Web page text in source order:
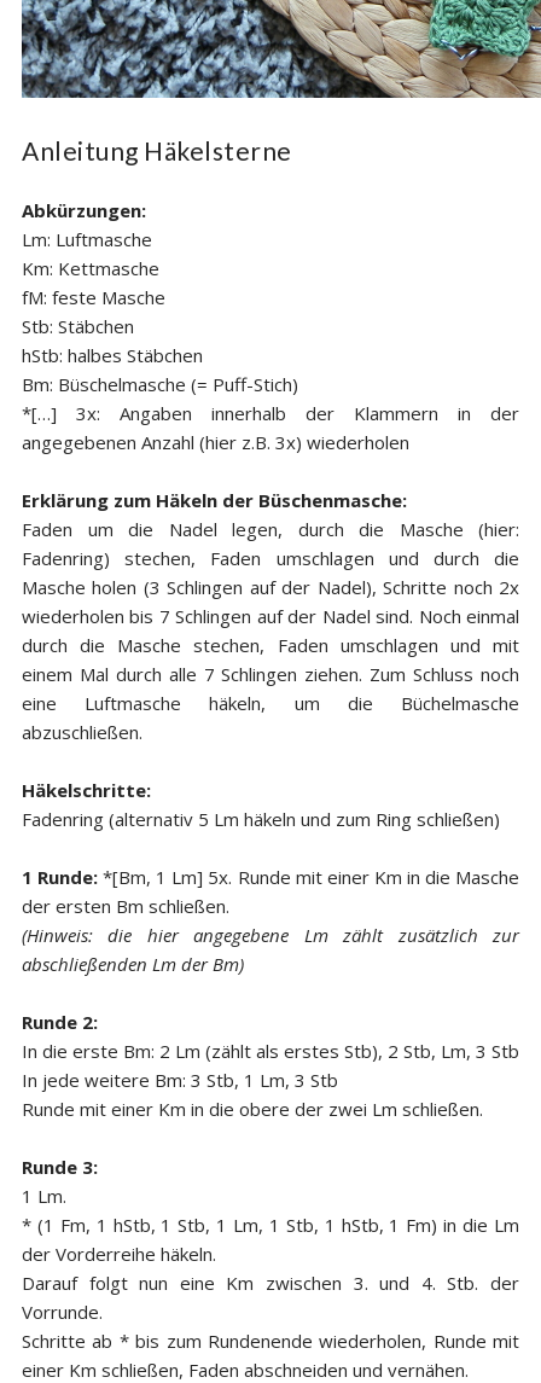
Anleitung Häkelsterne
Abkürzungen:
Lm: Luftmasche
Km: Kettmasche
fM: feste Masche
Stb: Stäbchen
hStb: halbes Stäbchen
Bm: Büschelmasche (= Puff-Stich)
*[…] 3x: Angaben innerhalb der Klammern in der
angegebenen Anzahl (hier z.B. 3x) wiederholen
Erklärung zum Häkeln der Büschenmasche:
Faden um die Nadel legen, durch die Masche (hier:
Fadenring) stechen, Faden umschlagen und durch die
Masche holen (3 Schlingen auf der Nadel), Schritte noch 2x
wiederholen bis 7 Schlingen auf der Nadel sind. Noch einmal
durch die Masche stechen, Faden umschlagen und mit
einem Mal durch alle 7 Schlingen ziehen. Zum Schluss noch
eine Luftmasche häkeln, um die Büchelmasche
abzuschließen.
Häkelschritte:
Fadenring (alternativ 5 Lm häkeln und zum Ring schließen)
1 Runde: *[Bm, 1 Lm] 5x. Runde mit einer Km in die Masche
der ersten Bm schließen.
(Hinweis: die hier angegebene Lm zählt zusätzlich zur
abschließenden Lm der Bm)
Runde 2:
In die erste Bm: 2 Lm (zählt als erstes Stb), 2 Stb, Lm, 3 Stb
In jede weitere Bm: 3 Stb, 1 Lm, 3 Stb
Runde mit einer Km in die obere der zwei Lm schließen.
Runde 3:
1 Lm.
* (1 Fm, 1 hStb, 1 Stb, 1 Lm, 1 Stb, 1 hStb, 1 Fm) in die Lm
der Vorderreihe häkeln.
Darauf folgt nun eine Km zwischen 3. und 4. Stb. der
Vorrunde.
Schritte ab * bis zum Rundenende wiederholen, Runde mit
einer Km schließen, Faden abschneiden und vernähen.